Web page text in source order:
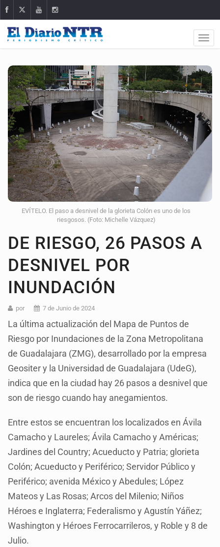
EVÍTELO. El paso a desnivel de la glorieta Colón es uno de los
riesgosos. (Foto: Michelle Vázquez)
DE RIESGO, 26 PASOS A
DESNIVEL POR
INUNDACIÓN
por 7 de Junio de 2024
La última actualización del Mapa de Puntos de
Riesgo por Inundaciones de la Zona Metropolitana
de Guadalajara (ZMG), desarrollado por la empresa
Geositer y la Universidad de Guadalajara (UdeG),
indica que en la ciudad hay 26 pasos a desnivel que
son de riesgo cuando hay anegamientos.
Entre estos se encuentran los localizados en Ávila
Camacho y Laureles; Ávila Camacho y Américas;
Jardines del Country; Acueducto y Patria; glorieta
Colón; Acueducto y Periférico; Servidor Público y
Periférico; avenida México y Abedules; López
Mateos y Las Rosas; Arcos del Milenio; Niños
Héroes e Inglaterra; Federalismo y Agustín Yáñez;
Washington y Héroes Ferrocarrileros, y Roble y 8 de
Julio.